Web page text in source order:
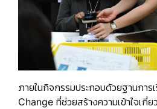
ภายในกิจกรรมประกอบด้วยฐานการ
Change ที่ช่วยสร้างความเข้าใจเกี่